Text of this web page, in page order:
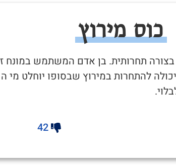
כוס מירוץ
בצורה תחרותית. בן אדם המשתמש במונח
להתחרות במירוץ שבסופו יוחלט מי
42